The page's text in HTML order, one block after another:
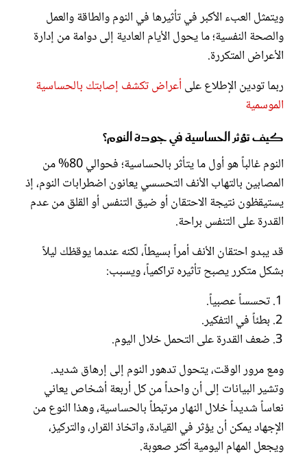
ويتمثل العبء الأكبر في تأثيرها في النوم والطاقة والعمل
والصحة النفسية؛ ما يحول الأيام العادية إلى دوامة من إدارة
الأعراض المتكررة.
ربما تودين الإطلاع علىأعراض تكشف إصابتك بالحساسية
الموسمية
كيف تؤثر الحساسية في جودة النوم؟
النوم غالباً هو أول ما يتأثر بالحساسية؛ فحوالي 80% من
المصابين بالتهاب الأنف التحسسي يعانون اضطرابات النوم، إذ
يستيقظون نتيجة الاحتقان أو ضيق التنفس أو القلق من عدم
القدرة على التنفس براحة.
قد يبدو احتقان الأنف أمراً بسيطاً، لكنه عندما يوقظك ليلاً
بشكل متكرر يصبح تأثيره تراكمياً، ويسبب:
تحسساً عصبياً.
بطئاً في التفكير.
ضعف القدرة على التحمل خلال اليوم.
ومع مرور الوقت، يتحول تدهور النوم إلى إرهاق شديد.
وتشير البيانات إلى أن واحداً من كل أربعة أشخاص يعاني
نعاساً شديداً خلال النهار مرتبطاً بالحساسية، وهذا النوع من
الإجهاد يمكن أن يؤثر في القيادة، واتخاذ القرار، والتركيز،
ويجعل المهام اليومية أكثر صعوبة.